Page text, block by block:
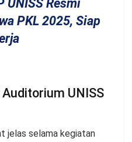
UNISS Resmi
PKL 2025, Siap
UNISS
jelas selama kegiatan